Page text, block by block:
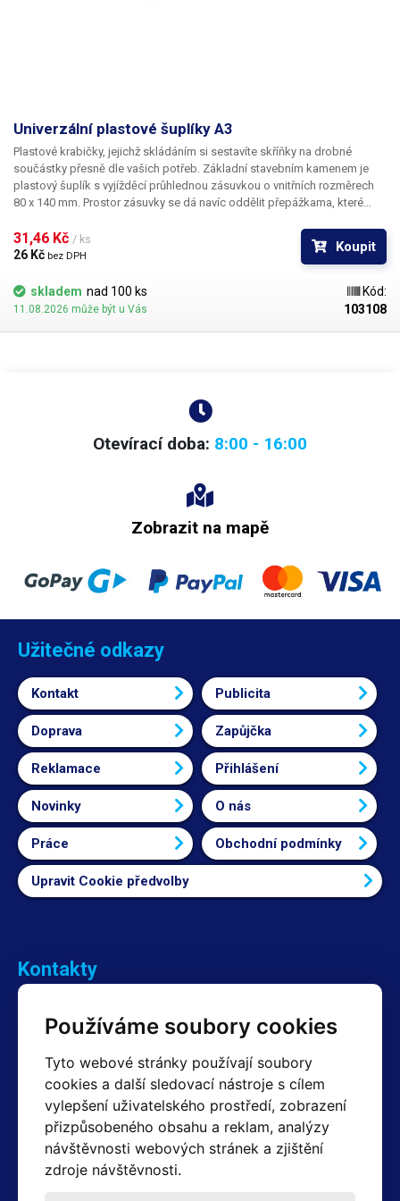
Používáme soubory cookies
Tyto webové stránky používají soubory
cookies a další sledovací nástroje s cílem
vylepšení uživatelského prostředí, zobrazení
přizpůsobeného obsahu a reklam, analýzy
návštěvnosti webových stránek a zjištění
zdroje návštěvnosti.
Univerzální plastové šuplíky A3
Plastové krabičky, jejichž skládáním si sestavíte skříňky na drobné
součástky přesně dle vašich potřeb. Základní stavebním kamenem je
plastový šuplík s vyjížděcí průhlednou zásuvkou o vnitřních rozměrech
80 x 140 mm. Prostor zásuvky se dá navíc oddělit přepážkama, které
přepážky. Na čelní straně zásuvky jsou vodící lišty na zasunutí popisky.
Vnější rozměr krabičky coby základního prvku šuplíkového „pole“ je
ližiny. Varianta A3 - střední rozměry vnější: 99(š)x160x43(V)mm rozměry
vnitřní: 80(š)x140x35(V)mm počet přepážek: 2 příčné, 1 podélná
31,46 Kč / ks
26 Kč bez DPH
Koupit
skladem nad 100 ks
11.08.2026 může být u Vás
Kód:
103108
Otevírací doba: 8:00 - 16:00
Zobrazit na mapě
Užitečné odkazy
Kontakt Publicita
Doprava Zapůjčka
Reklamace Přihlášení
Novinky O nás
Práce Obchodní podmínky
Upravit Cookie předvolby
Kontakty
+420 603 357 606 +420 605 234 204
Fakturační a expediční oddělení
+420 605 259 759 (Po–Pá: 7:30 – 15:00)
Technické oddělení
+420 603 355 085 (Po–Pá: 8:00 – 16:00)
servis@hotair.cz